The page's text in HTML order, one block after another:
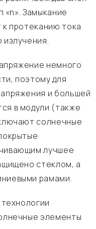
«n». Замыкание
протеканию тока
излучения.
немного
поэтому для
и большей
в модули (также
солнечные
лучшее
стеклом, а
рамами.
элементы